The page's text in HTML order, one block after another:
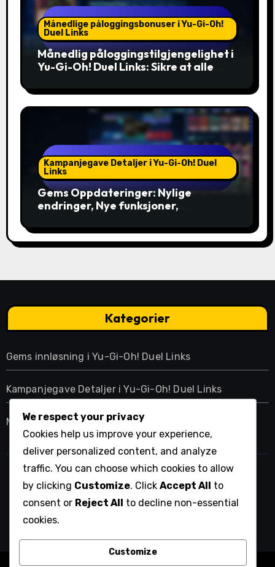
Månedlige påloggingsbonuser i Yu-Gi-Oh!
Duel Links
Månedlig påloggingstilgjengelighet i
Yu-Gi-Oh! Duel Links: Sikre at alle
Kampanjegave Detaljer i Yu-Gi-Oh! Duel
Links
Gems Oppdateringer: Nylige
endringer, Nye funksjoner,
Kategorier
Gems innløsning i Yu-Gi-Oh! Duel Links
Kampanjegave Detaljer i Yu-Gi-Oh! Duel Links
Månedlige påloggingsbonuser i Yu-Gi-Oh! Duel Links
witryna.info
We respect your privacy
Cookies help us improve your experience,
deliver personalized content, and analyze
traffic. You can choose which cookies to allow
by clicking Customize. Click Accept All to
consent or Reject All to decline non-essential
cookies.
Customize